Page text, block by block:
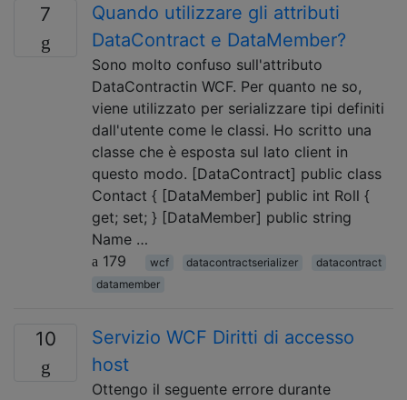
7
Quando utilizzare gli attributi
DataContract e DataMember?
Sono molto confuso sull'attributo
DataContractin WCF. Per quanto ne so,
viene utilizzato per serializzare tipi definiti
dall'utente come le classi. Ho scritto una
classe che è esposta sul lato client in
questo modo. [DataContract] public class
Contact { [DataMember] public int Roll {
get; set; } [DataMember] public string
Name …
179
wcf datacontractserializer
datacontract
datamember
10
Servizio WCF Diritti di accesso
host
Ottengo il seguente errore durante